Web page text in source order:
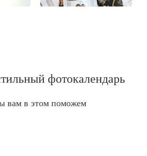
фотокалендарь
вам в этом поможем